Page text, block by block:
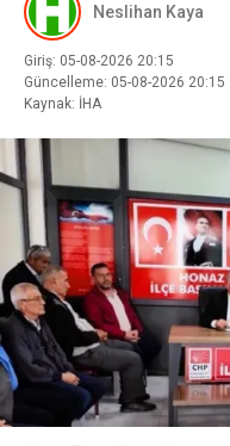
Neslihan Kaya
Giriş: 05-08-2026 20:15
Güncelleme: 05-08-2026 20:15
Kaynak: İHA